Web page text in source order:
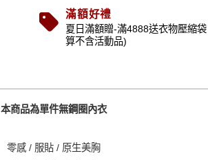
滿額好禮
夏日滿額贈-滿4888送衣物壓縮
算不含活動品)
本商品為單件無鋼圈內衣
零感 / 服貼 / 原生美胸